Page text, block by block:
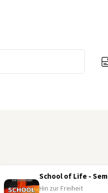
School of Life -
Hin zur Freiheit